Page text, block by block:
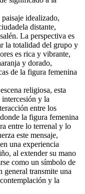
idealizado,
distante,
La perspectiva es
la totalidad del grupo y
es rica y vibrante,
y dorado,
de la figura femenina
religiosa, esta
y la
entre los
la figura femenina
entre lo terrenal y lo
este mensaje,
una experiencia
al extender su mano
como un símbolo de
transmite una
y la